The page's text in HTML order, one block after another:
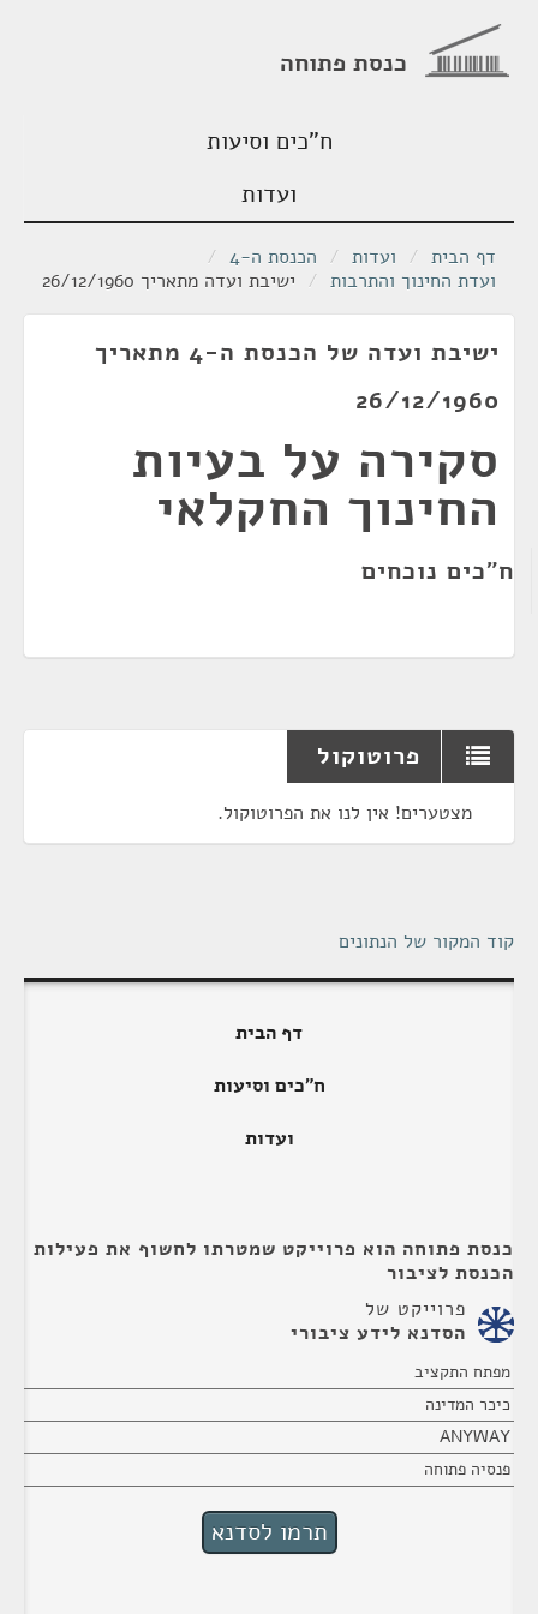
כנסת פתוחה
ח"כים וסיעות
ועדות
דף הבית / ועדות / הכנסת ה-4
/
ועדת החינוך והתרבות / ישיבת ועדה מתאריך 26/12/1960
ישיבת ועדה של הכנסת ה-4 מתאריך
26/12/1960
סקירה על בעיות
החינוך החקלאי
ח"כים נוכחים
פרוטוקול
מצטערים! אין לנו את הפרוטוקול.
קוד המקור של הנתונים
דף הבית
ח"כים וסיעות
ועדות
כנסת פתוחה הוא פרוייקט שמטרתו לחשוף את פעילות
הכנסת לציבור
פרוייקט של
הסדנא לידע ציבורי
מפתח התקציב
כיכר המדינה
ANYWAY
פנסיה פתוחה